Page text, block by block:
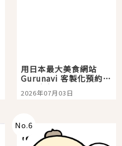
用日本最大美食網站
Gurunavi 客製化預約九
大都市餐廳，打造專屬
美食體驗！
2026年07月03日
No.6